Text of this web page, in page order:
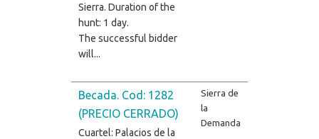
Sierra. Duration of the
hunt: 1 day.
The successful bidder
will...
Becada. Cod: 1282
(PRECIO CERRADO)
Cuartel: Palacios de la
Sierra de
la
Demanda